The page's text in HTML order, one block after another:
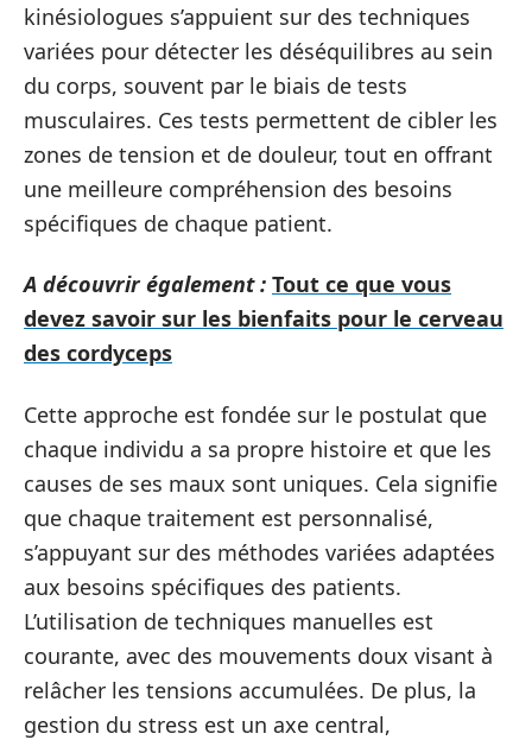
kinésiologues s’appuient sur des techniques
variées pour détecter les déséquilibres au sein
du corps, souvent par le biais de tests
musculaires. Ces tests permettent de cibler les
zones de tension et de douleur, tout en offrant
une meilleure compréhension des besoins
spécifiques de chaque patient.
A découvrir également : Tout ce que vous
devez savoir sur les bienfaits pour le cerveau
des cordyceps
Cette approche est fondée sur le postulat que
chaque individu a sa propre histoire et que les
causes de ses maux sont uniques. Cela signifie
que chaque traitement est personnalisé,
s’appuyant sur des méthodes variées adaptées
aux besoins spécifiques des patients.
L’utilisation de techniques manuelles est
courante, avec des mouvements doux visant à
relâcher les tensions accumulées. De plus, la
gestion du stress est un axe central,